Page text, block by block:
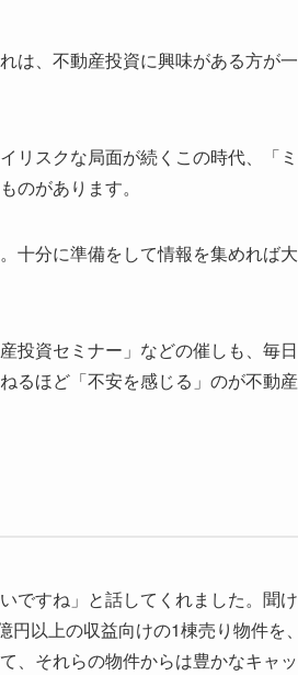
は、不動産投資に興味がある方が一
リスクな局面が続くこの時代、「ミ
のがあります。
十分に準備をして情報を集めれば大
投資セミナー」などの催しも、毎日
るほど「不安を感じる」のが不動産
ですね」と話してくれました。聞け
以上の収益向けの1棟売り物件を、
、それらの物件からは豊かなキャッ